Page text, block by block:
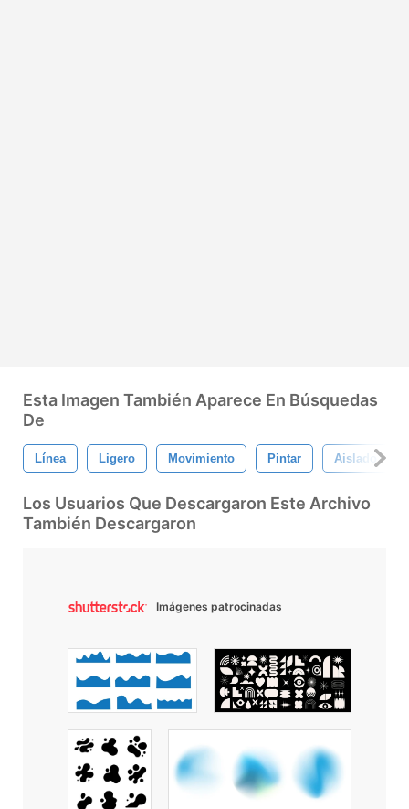
Esta Imagen También Aparece En Búsquedas
De
Línea Ligero Movimiento Pintar Aislado
Los Usuarios Que Descargaron Este Archivo
También Descargaron
Imágenes patrocinadas